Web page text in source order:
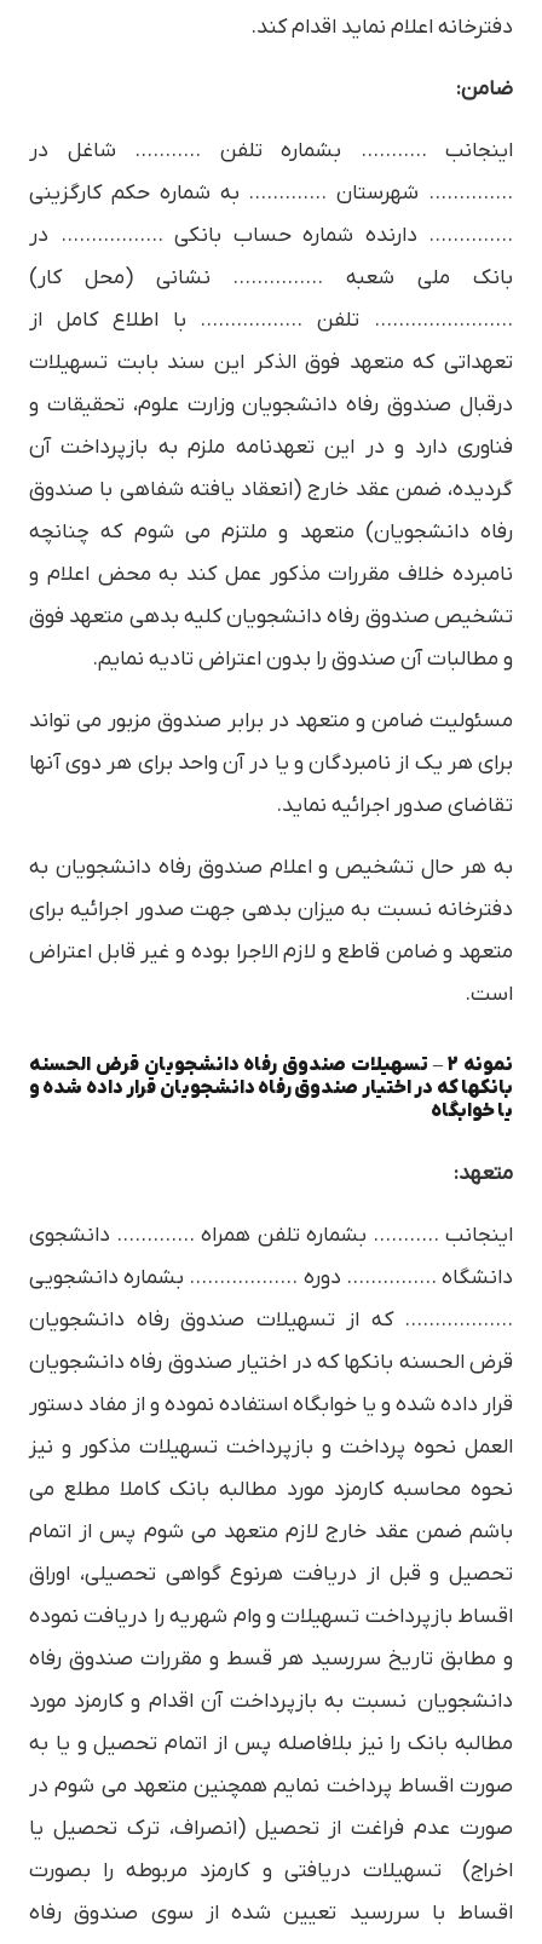
دفترخانه اعلام نمايد اقدام كند.
ضامن:
اینجانب ……….. بشماره تلفن ……….. شاغل در
………….. شهرستان …………. به شماره حكم كارگزيني
………….. دارنده شماره حساب بانكي …………….. در
بانك ملي شعبه …………… نشاني (محل كار)
………………….. تلفن …………….. با اطلاع كامل از
تعهداتي كه متعهد فوق الذكر اين سند بابت تسهيلات
درقبال صندوق رفاه دانشجويان وزارت علوم، تحقيقات و
فناوري دارد و در اين تعهدنامه ملزم به بازپرداخت آن
گرديده، ضمن عقد خارج (انعقاد يافته شفاهي با صندوق
رفاه دانشجويان) متعهد و ملتزم مي شوم كه چنانچه
نامبرده خلاف مقررات مذكور عمل كند به محض اعلام و
تشخيص صندوق رفاه دانشجويان كليه بدهي متعهد فوق
و مطالبات آن صندوق را بدون اعتراض تاديه نمايم.
مسئوليت ضامن و متعهد در برابر صندوق مزبور مي تواند
براي هر يك از نامبردگان و يا در آن واحد براي هر دوي آنها
تقاضاي صدور اجرائيه نمايد.
به هر حال تشخيص و اعلام صندوق رفاه دانشجويان به
دفترخانه نسبت به ميزان بدهي جهت صدور اجرائيه براي
متعهد و ضامن قاطع و لازم الاجرا بوده و غير قابل اعتراض
است.
نمونه 2 – تسهيلات صندوق رفاه دانشجويان قرض الحسنه
بانكها كه در اختيار صندوق رفاه دانشجويان قرار داده شده و
يا خوابگاه
متعهد:
اينجانب ……….. بشماره تلفن همراه …………. دانشجوي
دانشگاه …………… دوره ……………… بشماره دانشجويي
……………… كه از تسهيلات صندوق رفاه دانشجويان
قرض الحسنه بانكها كه در اختيار صندوق رفاه دانشجويان
قرار داده شده و يا خوابگاه استفاده نموده و از مفاد دستور
العمل نحوه پرداخت و بازپرداخت تسهيلات مذكور و نيز
نحوه محاسبه كارمزد مورد مطالبه بانك كاملا مطلع مي
باشم ضمن عقد خارج لازم متعهد مي شوم پس از اتمام
تحصيل و قبل از دريافت هرنوع گواهي تحصيلي، اوراق
اقساط بازپرداخت تسهيلات و وام شهريه را دريافت نموده
و مطابق تاريخ سررسيد هر قسط و مقررات صندوق رفاه
دانشجويان نسبت به بازپرداخت آن اقدام و كارمزد مورد
مطالبه بانك را نيز بلافاصله پس از اتمام تحصيل و يا به
صورت اقساط پرداخت نمايم همچنين متعهد مي شوم در
صورت عدم فراغت از تحصيل (انصراف، ترك تحصيل يا
اخراج) تسهيلات دريافتي و كارمزد مربوطه را بصورت
اقساط با سررسيد تعيين شده از سوي صندوق رفاه